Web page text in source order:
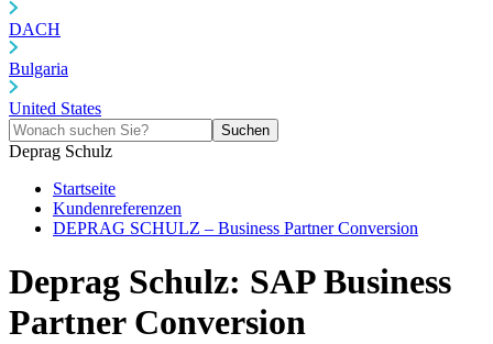
DACH
Bulgaria
United States
Suchen
Deprag Schulz
Startseite
Kundenreferenzen
DEPRAG SCHULZ – Business Partner Conversion
Deprag Schulz: SAP Business
Partner Conversion